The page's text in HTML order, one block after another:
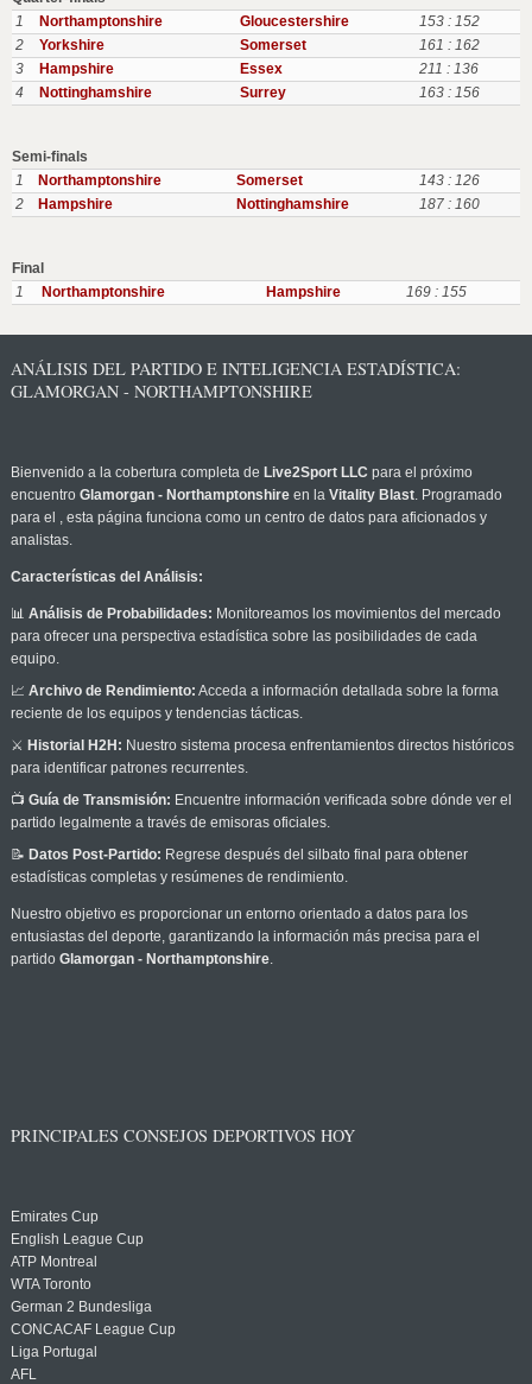
1
Northamptonshire Gloucestershire
153 : 152
2
Yorkshire Somerset
161 : 162
3
Hampshire Essex
211 : 136
4
Nottinghamshire Surrey 163 : 156
Semi-finals
1
Northamptonshire Somerset
143 : 126
2
Hampshire Nottinghamshire 187 : 160
Final
1
Northamptonshire Hampshire 169 : 155
ANÁLISIS DEL PARTIDO E INTELIGENCIA ESTADÍSTICA:
GLAMORGAN - NORTHAMPTONSHIRE
Bienvenido a la cobertura completa de Live2Sport LLC para el próximo
encuentro Glamorgan - Northamptonshireen la Vitality Blast. Programado
para el , esta página funciona como un centro de datos para aficionados y
analistas.
Características del Análisis:
📊 Análisis de Probabilidades: Monitoreamos los movimientos del mercado
para ofrecer una perspectiva estadística sobre las posibilidades de cada
equipo.
📈 Archivo de Rendimiento: Acceda a información detallada sobre la forma
reciente de los equipos y tendencias tácticas.
⚔️ Historial H2H: Nuestro sistema procesa enfrentamientos directos históricos
para identificar patrones recurrentes.
📺 Guía de Transmisión: Encuentre información verificada sobre dónde ver el
partido legalmente a través de emisoras oficiales.
📝 Datos Post-Partido: Regrese después del silbato final para obtener
estadísticas completas y resúmenes de rendimiento.
Nuestro objetivo es proporcionar un entorno orientado a datos para los
entusiastas del deporte, garantizando la información más precisa para el
partido Glamorgan - Northamptonshire.
PRINCIPALES CONSEJOS DEPORTIVOS HOY
Emirates Cup
English League Cup
ATP Montreal
WTA Toronto
German 2 Bundesliga
CONCACAF League Cup
Liga Portugal
AFL